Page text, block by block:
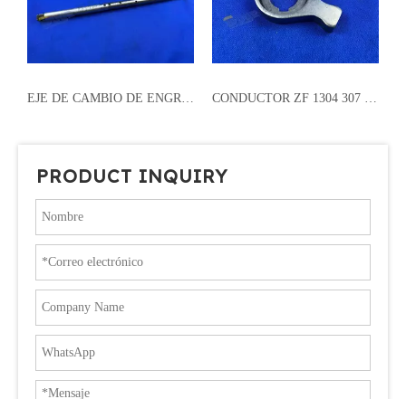
EJE DE CAMBIO DE ENGRANAJES ZF 1304 307 272 CONDUCTOR ZF 1304 307 260
PRODUCT INQUIRY